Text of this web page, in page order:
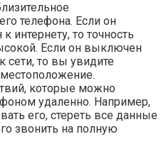
телефона. Если он
интернету, то точность
Если он выключен
сети, то вы увидите
которые можно
удаленно. Например,
его, стереть все данные
звонить на полную